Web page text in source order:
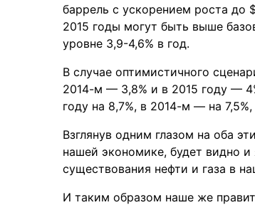
баррель с ускорением роста до
2015 годы могут быть выше
уровне 3,9-4,6% в год.
В случае оптимистичного
2014-м — 3,8% и в 2015 году —
году на 8,7%, в 2014-м — на
Взглянув одним глазом на оба
нашей экономике, будет видно
существования нефти и газа в
И таким образом наше же